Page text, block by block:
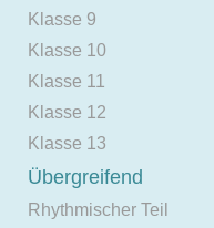
Klasse 9
Klasse 10
Klasse 11
Klasse 12
Klasse 13
Übergreifend
Rhythmischer Teil